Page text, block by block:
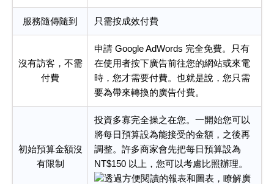
服務隨傳隨到 只需按成效付費
沒有訪客，不需
付費
申請 Google AdWords 完全免費。只有
在使用者按下廣告前往您的網站或來電
時，您才需要付費。也就是說，您只需
要為帶來轉換的廣告付費。
初始預算金額沒
有限制
投資多寡完全操之在您。一開始您可以
將每日預算設為能接受的金額，之後再
調整。許多商家會先把每日預算設為
NT$150 以上，您可以考慮比照辦理。
透過方便閱讀的報表和圖表，瞭解廣